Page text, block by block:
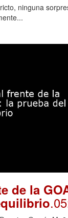
ninguna
de la